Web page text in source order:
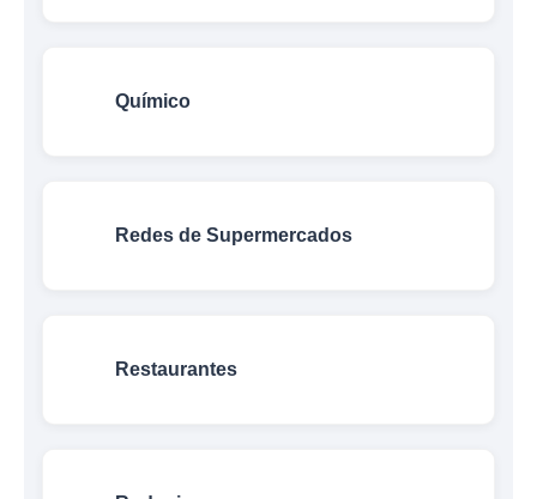
Químico
Redes de Supermercados
Restaurantes